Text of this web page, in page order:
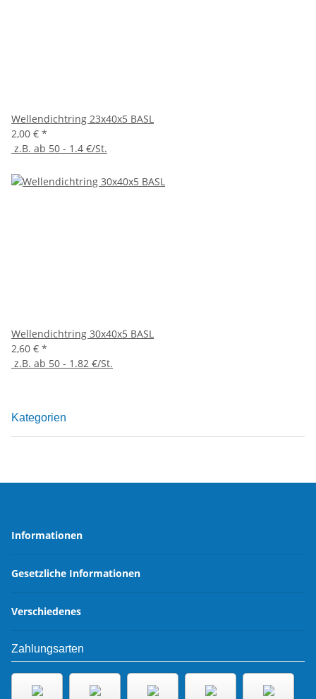
Wellendichtring 23x40x5 BASL
2,00 € *
z.B. ab 50 - 1.4 €/St.
Wellendichtring 30x40x5 BASL
2,60 € *
z.B. ab 50 - 1.82 €/St.
Kategorien
Informationen
Gesetzliche Informationen
Verschiedenes
Zahlungsarten